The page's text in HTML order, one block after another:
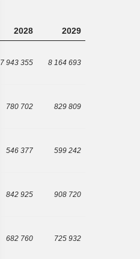
2028 2029
7 943 355 8 164 693
780 702 829 809
546 377 599 242
842 925 908 720
682 760 725 932